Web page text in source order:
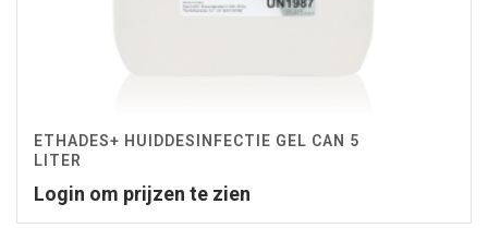
ETHADES+ HUIDDESINFECTIE GEL CAN 5
LITER
Login om prijzen te zien